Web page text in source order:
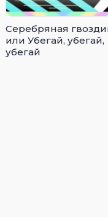
Серебряная
или Убегай, убегай,
убегай